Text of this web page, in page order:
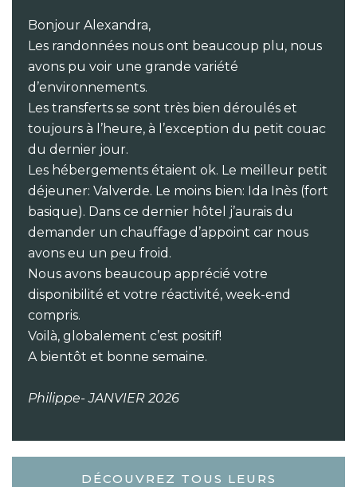
Bonjour Alexandra,
Les randonnées nous ont beaucoup plu, nous
avons pu voir une grande variété
d’environnements.
Les transferts se sont très bien déroulés et
toujours à l’heure, à l’exception du petit couac
du dernier jour.
Les hébergements étaient ok. Le meilleur petit
déjeuner: Valverde. Le moins bien: Ida Inès (fort
basique). Dans ce dernier hôtel j’aurais du
demander un chauffage d’appoint car nous
avons eu un peu froid.
Nous avons beaucoup apprécié votre
disponibilité et votre réactivité, week-end
compris.
Voilà, globalement c’est positif!
A bientôt et bonne semaine.
Philippe- JANVIER 2026
DÉCOUVREZ TOUS LEURS